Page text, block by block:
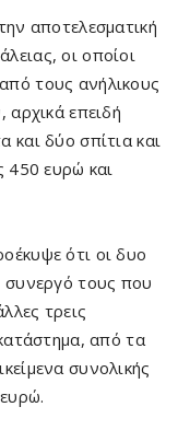
αποτελεσματική
οι οποίοι
τους ανήλικους
αρχικά επειδή
και δύο σπίτια και
450 ευρώ και
ότι οι δυο
συνεργό τους που
τρεις
από τα
συνολικής